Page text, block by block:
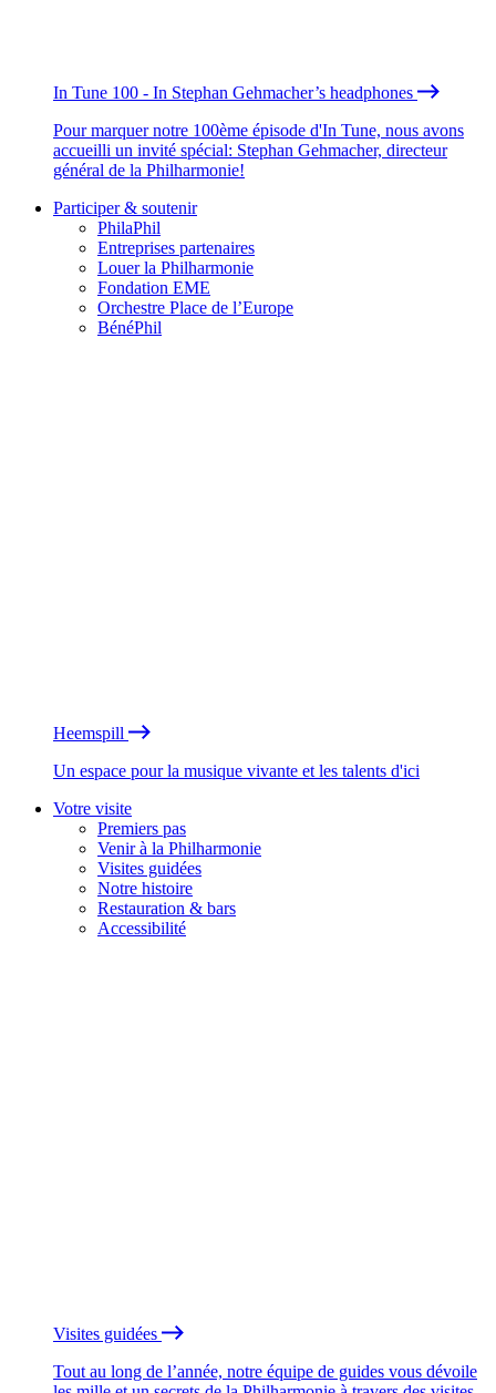
In Tune 100 - In Stephan Gehmacher’s headphones
Pour marquer notre 100ème épisode d'In Tune, nous avons
accueilli un invité spécial: Stephan Gehmacher, directeur
général de la Philharmonie!
Participer & soutenir
PhilaPhil
Entreprises partenaires
Louer la Philharmonie
Fondation EME
Orchestre Place de l’Europe
BénéPhil
Heemspill
Un espace pour la musique vivante et les talents d'ici
Votre visite
Premiers pas
Venir à la Philharmonie
Visites guidées
Notre histoire
Restauration & bars
Accessibilité
Visites guidées
Tout au long de l’année, notre équipe de guides vous dévoile